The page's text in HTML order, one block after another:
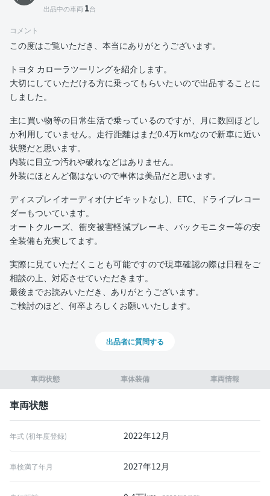
車両状態 車体装備 車両情報
車両状態
年式 (初年度登録) 2022年12月
車検満了年月 2027年12月
出品中の車両 1台
コメント
この度はご覧いただき、本当にありがとうございます。
トヨタ カローラツーリングを紹介します。
大切にしていただける方に乗ってもらいたいので出品することに
しました。
主に買い物等の日常生活で乗っているのですが、月に数回ほどし
か利用していません。走行距離はまだ0.4万kmなので新車に近い
状態だと思います。
内装に目立つ汚れや破れなどはありません。
外装にほとんど傷はないので車体は美品だと思います。
ディスプレイオーディオ(ナビキットなし)、ETC、ドライブレコー
ダーもついています。
オートクルーズ、衝突被害軽減ブレーキ、バックモニター等の安
全装備も充実してます。
実際に見ていただくことも可能ですので現車確認の際は日程をご
相談の上、対応させていただきます。
最後までお読みいただき、ありがとうございます。
ご検討のほど、何卒よろしくお願いいたします。
出品者に質問する